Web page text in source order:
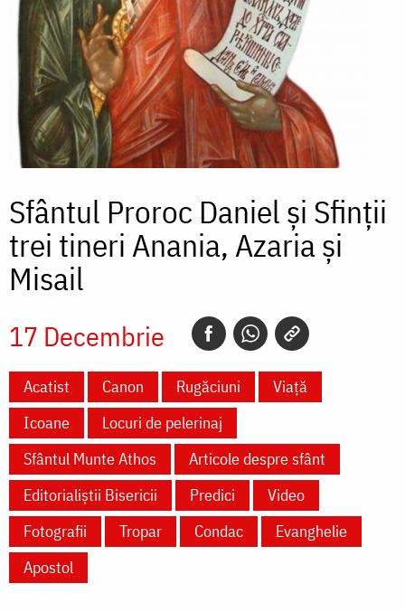
Sfântul Proroc Daniel și Sfinții
trei tineri Anania, Azaria și
Misail
17 Decembrie
Acatist Canon Rugăciuni
Viață
Icoane
Locuri de pelerinaj
Sfântul Munte Athos
Articole despre sfânt
Editorialiștii Bisericii
Predici
Video
Fotografii
Tropar Condac
Evanghelie
Apostol